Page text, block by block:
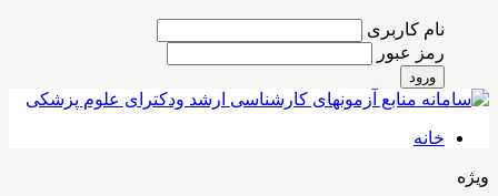
نام کاربری
رمز عبور
ورود
خانه
ویژه